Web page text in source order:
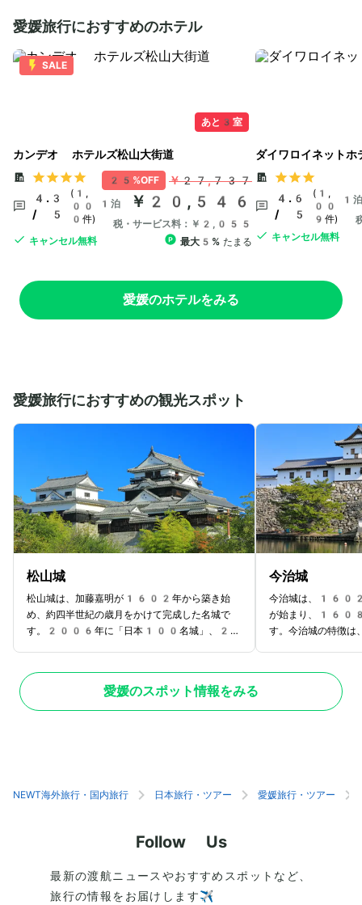
愛媛旅行におすすめのホテル
SALE
あと3室
カンデオ ホテルズ松山大街道
4.3
/ 5
(1,
00
0件)
キャンセル無料
25%OFF ￥27,737
1泊 ￥20,546
税・サービス料：￥2,055
最大5% たまる
ダイワロイネットホ
4.6
/ 5
(1,
00
9件)
キャンセル無料
1泊
愛媛のホテルをみる
愛媛旅行におすすめの観光スポット
松山城
松山城は、加藤嘉明が1602年から築き始
め、約四半世紀の歳月をかけて完成した名城で
す。2006年に「日本100名城」、2
の魅力は、ミシュラン・グリーンガイド・ジャポ
ンの1つ星に選定されている、天守最上階から
の絶景です。瀬戸内海や松山平野を一望でき、松
垣」が残っているのは松山城と彦根城のみとなっ
今治城
今治城は、1602
が始まり、1608
す。今治城の特徴は
35年からは松平氏
治維新後にほとん
の石垣のみが残さ
愛媛のスポット情報をみる
NEWT海外旅行・国内旅行 日本旅行・ツアー 愛媛旅行・ツアー
Follow Us
最新の渡航ニュースやおすすめスポットなど、
旅行の情報をお届けします✈️